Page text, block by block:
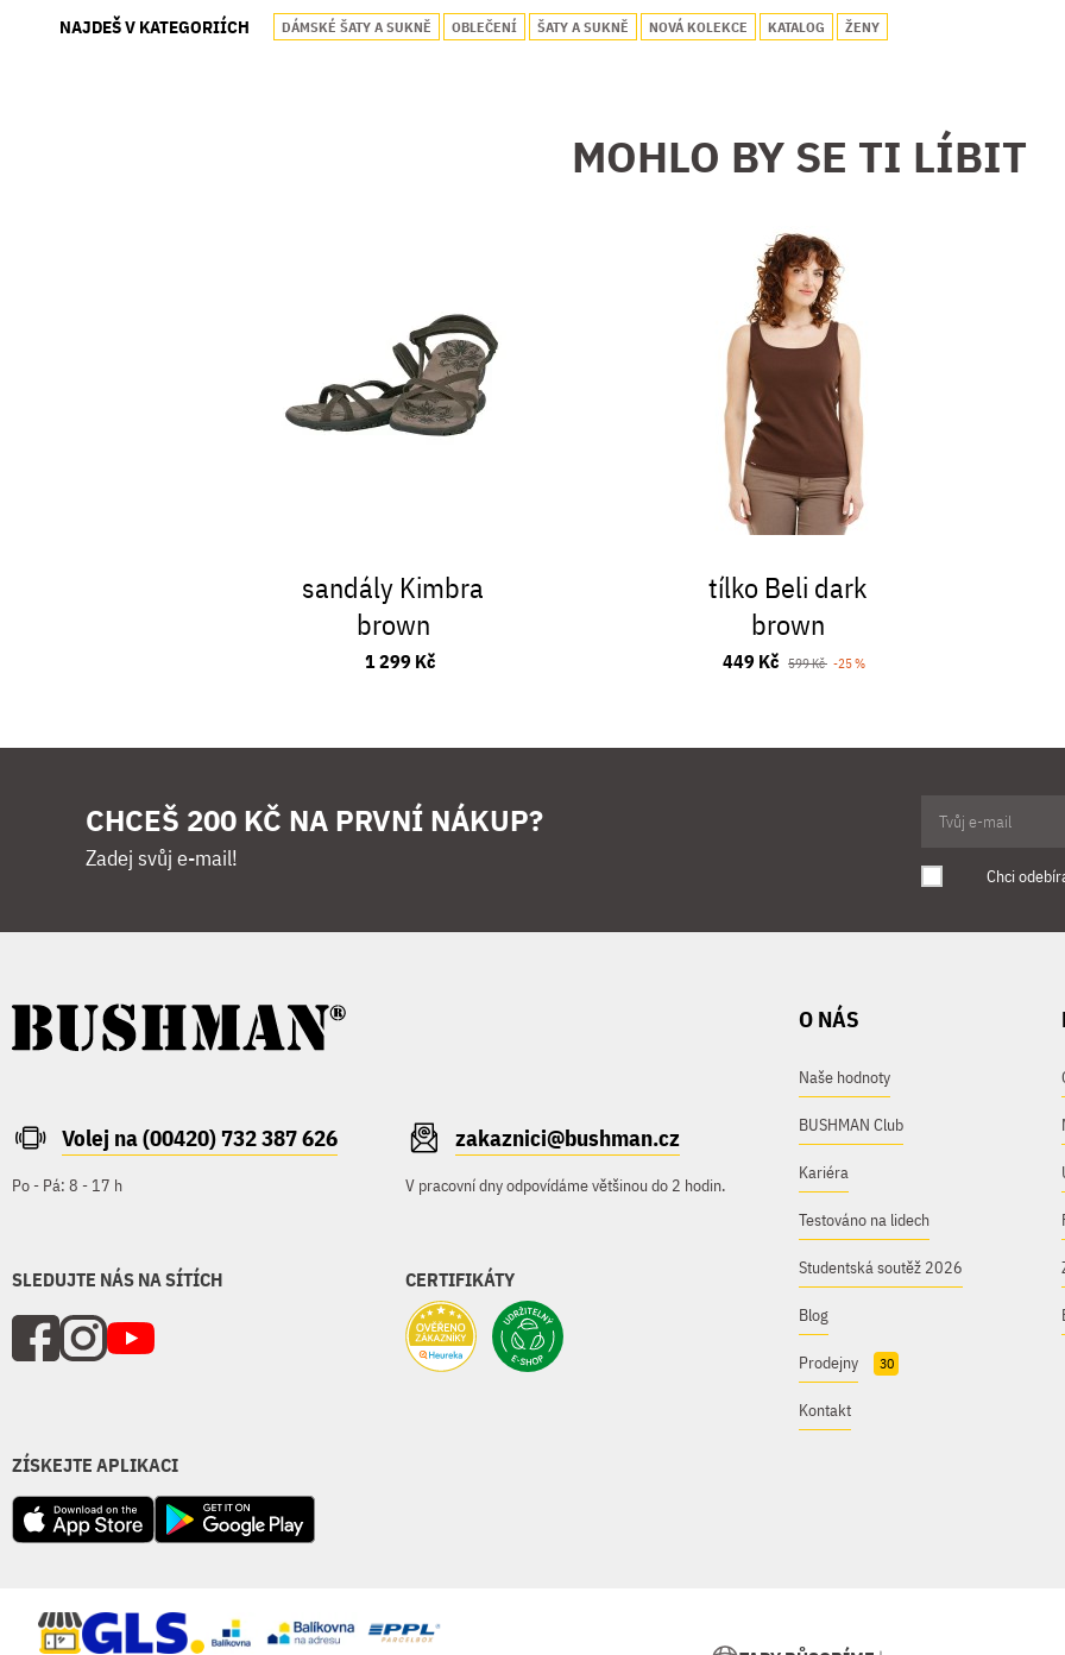
NAJDEŠ V KATEGORIÍCH DÁMSKÉ ŠATY A SUKNĚ OBLEČENÍ ŠATY A SUKNĚ NOVÁ KOLEKCE KATALOG ŽENY
MOHLO BY SE TI LÍBIT
sandály Kimbra
brown
1 299 Kč
tílko Beli dark
brown
449 Kč 599 Kč -25 %
CHCEŠ 200 KČ NA PRVNÍ NÁKUP?
Zadej svůj e-mail!
Chci
Volej na (00420) 732 387 626
Po - Pá: 8 - 17 h
zakaznici@bushman.cz
V pracovní dny odpovídáme většinou do 2 hodin.
SLEDUJTE NÁS NA SÍTÍCH CERTIFIKÁTY
ZÍSKEJTE APLIKACI
O NÁS
Naše hodnoty
BUSHMAN Club
Kariéra
Testováno na lidech
Studentská soutěž 2026
Blog
Prodejny 30
Kontakt